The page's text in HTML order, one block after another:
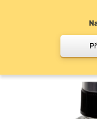
Dipy, booster